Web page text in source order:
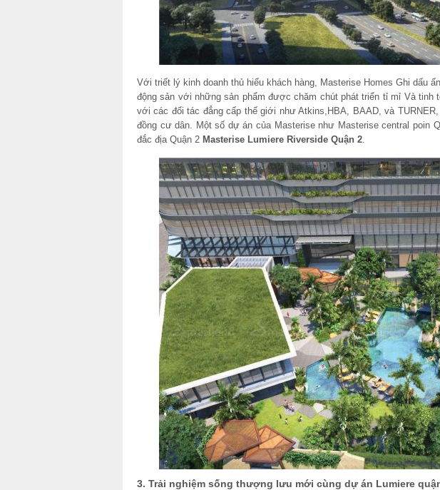
Với triết lý kinh doanh thủ hiểu khách hàng, Masterise Homes Ghi dấu
động sản với những sản phẩm được chăm chút phát triển tỉ mỉ Và tinh
với các đối tác đẳng cấp thế giới như Atkins,HBA, BAAD, và
đồng cư dân. Một số dự án của Masterise như Masterise central poin
đắc địa Quận 2 Masterise Lumiere Riverside Quận 2.
3. Trải nghiệm sống thượng lưu mới cùng dự án Lumiere